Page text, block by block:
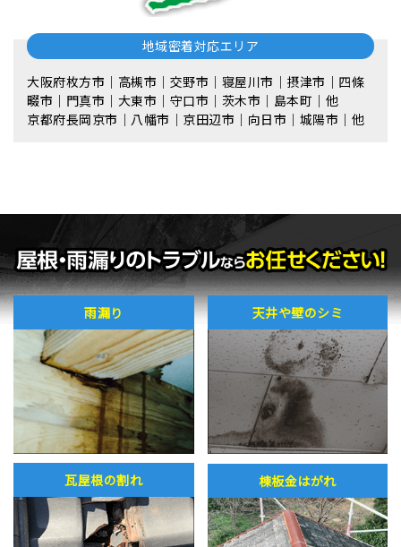
地域密着対応エリア
大阪府枚方市｜高槻市｜交野市｜寝屋川市｜摂津市｜四條
畷市｜門真市｜大東市｜守口市｜茨木市｜島本町｜他
京都府長岡京市｜八幡市｜京田辺市｜向日市｜城陽市｜他
雨漏り 天井や壁のシミ
瓦屋根の割れ 棟板金はがれ